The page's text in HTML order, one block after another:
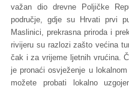
važan dio drevne Poljičke
područje, gdje su Hrvati prvi
Maslinici, prekrasna priroda i
rivijeru su razlozi zašto većina
čak i za vrijeme ljetnih vrućina.
je pronaći osvježenje u
možete probati lokalno